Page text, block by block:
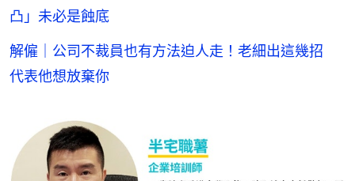
凸」未必是蝕底
解僱｜公司不裁員也有方法迫人走！老細出這幾招
代表他想放棄你